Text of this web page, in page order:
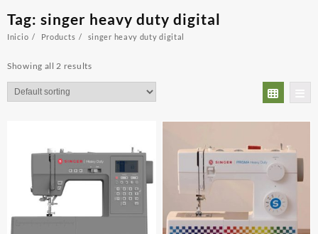
Tag: singer heavy duty digital
Inicio Products singer heavy duty digital
Showing all 2 results